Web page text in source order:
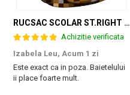
RUCSAC SCOLAR ST.RIGHT 3 COMPARTIMENTE GAME ZONE BP-26 301384
Achizitie verificata
Izabela Leu, Acum 1 zi
Este exact ca in poza. Baietelului
ii place foarte mult.